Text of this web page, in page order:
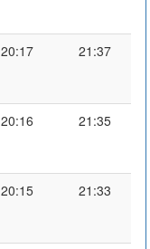
20:17 21:37
20:16 21:35
20:15 21:33